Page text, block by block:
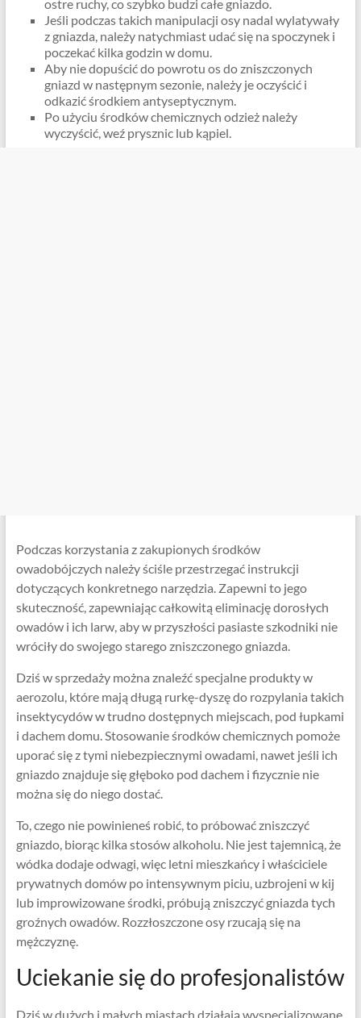
ostre ruchy, co szybko budzi całe gniazdo.
Jeśli podczas takich manipulacji osy nadal wylatywały
z gniazda, należy natychmiast udać się na spoczynek i
poczekać kilka godzin w domu.
Aby nie dopuścić do powrotu os do zniszczonych
gniazd w następnym sezonie, należy je oczyścić i
odkazić środkiem antyseptycznym.
Po użyciu środków chemicznych odzież należy
wyczyścić, weź prysznic lub kąpiel.
Podczas korzystania z zakupionych środków
owadobójczych należy ściśle przestrzegać instrukcji
dotyczących konkretnego narzędzia. Zapewni to jego
skuteczność, zapewniając całkowitą eliminację dorosłych
owadów i ich larw, aby w przyszłości pasiaste szkodniki nie
wróciły do ​​swojego starego zniszczonego gniazda.
Dziś w sprzedaży można znaleźć specjalne produkty w
aerozolu, które mają długą rurkę-dyszę do rozpylania takich
insektycydów w trudno dostępnych miejscach, pod łupkami
i dachem domu. Stosowanie środków chemicznych pomoże
uporać się z tymi niebezpiecznymi owadami, nawet jeśli ich
gniazdo znajduje się głęboko pod dachem i fizycznie nie
można się do niego dostać.
To, czego nie powinieneś robić, to próbować zniszczyć
gniazdo, biorąc kilka stosów alkoholu. Nie jest tajemnicą, że
wódka dodaje odwagi, więc letni mieszkańcy i właściciele
prywatnych domów po intensywnym piciu, uzbrojeni w kij
lub improwizowane środki, próbują zniszczyć gniazda tych
groźnych owadów. Rozzłoszczone osy rzucają się na
mężczyznę.
Uciekanie się do profesjonalistów
Dziś w dużych i małych miastach działają wyspecjalizowane